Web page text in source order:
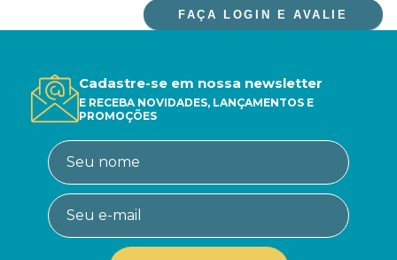
FAÇA LOGIN E AVALIE
Cadastre-se em nossa newsletter
E RECEBA NOVIDADES, LANÇAMENTOS E
PROMOÇÕES